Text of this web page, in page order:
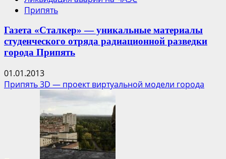
Припять
Газета «Сталкер» — уникальные материалы
студенческого отряда радиационной разведки
города Припять
01.01.2013
Припять 3D — проект виртуальной модели города